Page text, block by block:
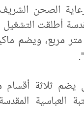
الصحن
أطلقت
على مساحة 2500 متر
يضم ثلاثة
العباسية